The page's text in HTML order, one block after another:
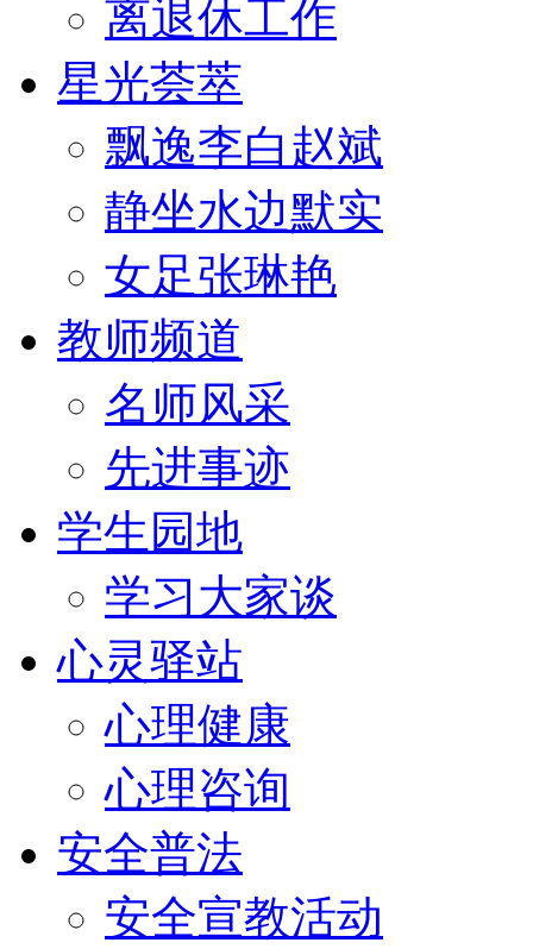
离退休工作
星光荟萃
飘逸李白赵斌
静坐水边默实
女足张琳艳
教师频道
名师风采
先进事迹
学生园地
学习大家谈
心灵驿站
心理健康
心理咨询
安全普法
安全宣教活动